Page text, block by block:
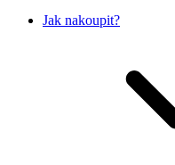
Jak nakoupit?